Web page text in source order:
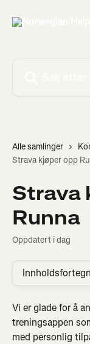
Alle samlinger
Strava kjøper opp
Strava
Runna
Oppdatert i dag
Vi er glade for å
treningsappen
med personlig